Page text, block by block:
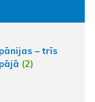
– trīs
(2)